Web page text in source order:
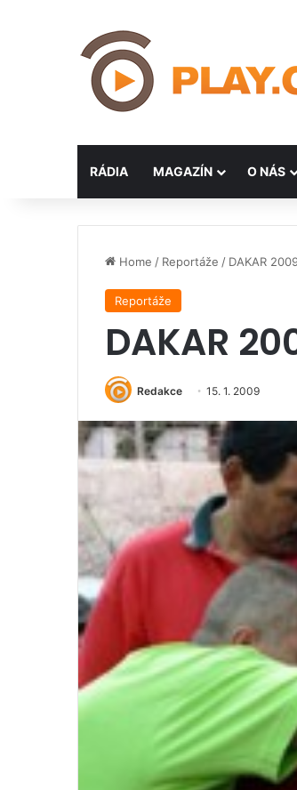
RÁDIA MAGAZÍN O NÁS
Home / Reportáže / DAKAR
Reportáže
DAKAR
Redakce 15. 1. 2009